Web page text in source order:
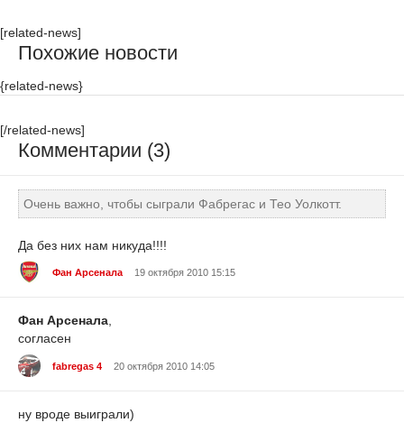
[related-news]
Похожие новости
{related-news}
[/related-news]
Комментарии (3)
Очень важно, чтобы сыграли Фабрегас и Тео Уолкотт.
Да без них нам никуда!!!!
Фан Арсенала 19 октября 2010 15:15
Фан Арсенала,
согласен
fabregas 4 20 октября 2010 14:05
ну вроде выиграли)